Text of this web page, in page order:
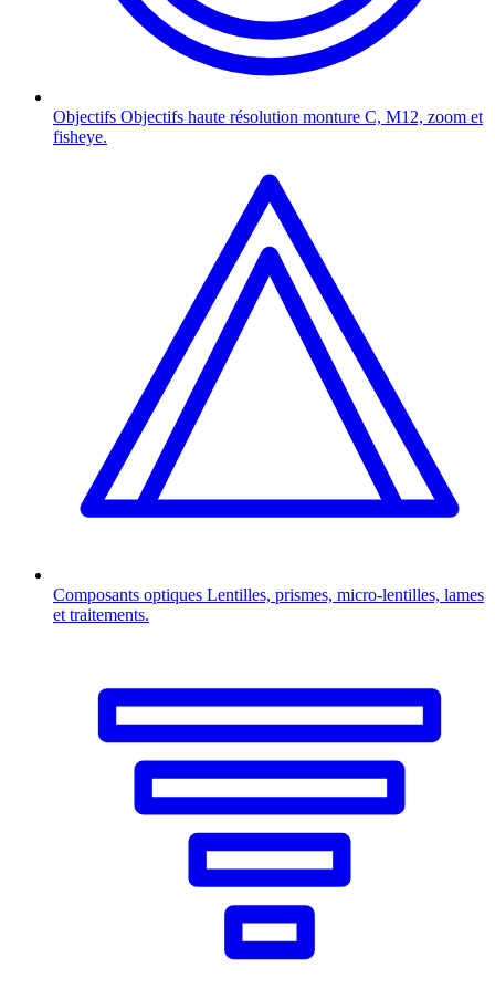
Objectifs Objectifs haute résolution monture C, M12, zoom et
fisheye.
Composants optiques Lentilles, prismes, micro-lentilles, lames
et traitements.